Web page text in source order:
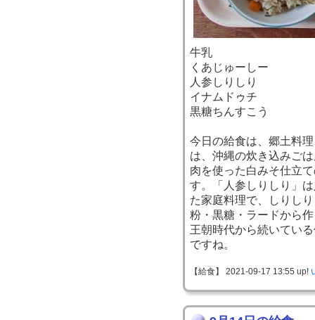
牛乳
くあじゅーしー
人参しりしり
イナムドゥチ
黒糖ちんすこう
今日の給食は、郷土料
は、沖縄の炊き込みご
肉を使った白みそ仕立
す。「人参しりしり」
た家庭料理で、しりし
粉・黒糖・ラードから
王朝時代から続いてい
ですね。
【給食】 2021-09-17 13:55 up!